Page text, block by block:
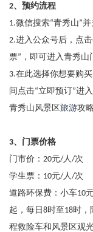
2、预约流程
1.微信搜索“青秀山”并
2.进入公众号后，点
票” ，即可进入青秀
3.在此选择你想要购
间点击“立即预订”进
青秀山风景区旅游攻
3、门票价格
门市价： 20元/人 /次
学生票： 10元/人 /次
道路环保费：小车10
起，每日8时至18时，
程救险车和风景区观